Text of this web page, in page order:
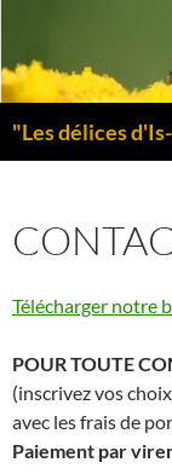
contenu
Télécharger notre
POUR TOUTE
(inscrivez vos
avec les frais de
Paiement par